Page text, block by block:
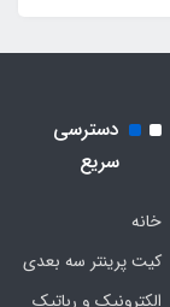
دسترسی
سریع
خانه
کیت پرینتر سه بعدی
الکترونیک و رباتیک